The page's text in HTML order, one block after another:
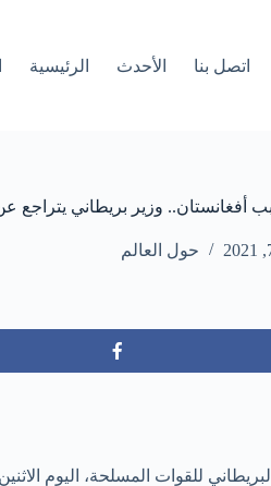
اتصل بنا الأحدث الرئيسية
أفغانستان.. وزير بريطاني يتراجع
حول العالم
للقوات المسلحة، اليوم